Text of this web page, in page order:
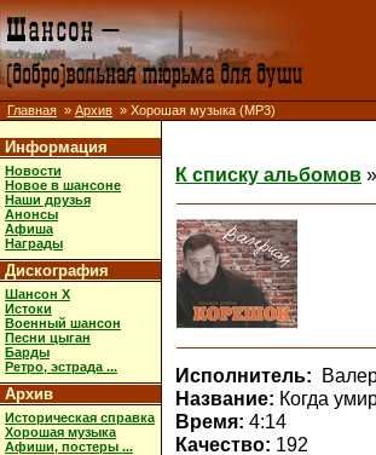
Главная » Архив » Хорошая музыка (MP3)
Информация
Новости
Новое в шансоне
Наши друзья
Анонсы
Афиша
Награды
Дискография
Шансон X
Истоки
Военный шансон
Песни цыган
Барды
Ретро, эстрада ...
Архив
Историческая справка
Хорошая музыка
Афиши, постеры ...
К списку альбомов »
Исполнитель:
Название: Когда
Время: 4:14
Качество: 192